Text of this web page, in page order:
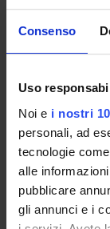
Consenso
Uso
Noi e i nostri
personali, ad
tecnologie
alle
pubblicare
gli annunci e i
Contacts
People
Places
Calendar